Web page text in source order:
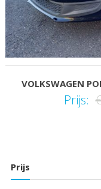
VOLKSWAGEN
Prijs:
Prijs